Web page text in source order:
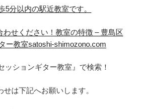
5分以内の駅近教室です。
せください！ 教室の特徴 – 豊島区
ー教室satoshi-shimozono.com
ッションギター教室』で検索！
せは下記へお願いします。